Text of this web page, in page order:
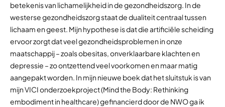
betekenis van lichamelijkheid in de gezondheidszorg. In de
westerse gezondheidszorg staat de dualiteit centraal tussen
lichaam en geest. Mijn hypothese is dat die artificiële scheiding
ervoor zorgt dat veel gezondheidsproblemen in onze
maatschappij – zoals obesitas, onverklaarbare klachten en
depressie – zo ontzettend veel voorkomen en maar matig
aangepakt worden. In mijn nieuwe boek dat het sluitstuk is van
mijn VICI onderzoekproject (Mind the Body: Rethinking
embodiment in healthcare) gefinancierd door de NWO ga ik